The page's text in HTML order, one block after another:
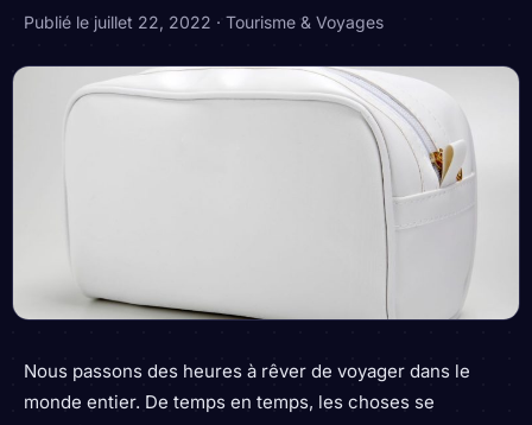
Publié le juillet 22, 2022 · Tourisme & Voyages
Nous passons des heures à rêver de voyager dans le
monde entier. De temps en temps, les choses se